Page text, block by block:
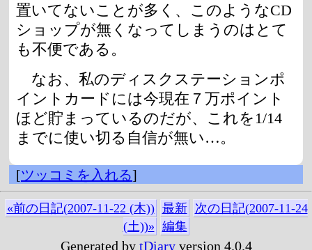
置いてないことが多く、このようなCD
ショップが無くなってしまうのはとて
も不便である。
なお、私のディスクステーションポ
イントカードには今現在７万ポイント
ほど貯まっているのだが、これを1/14
までに使い切る自信が無い…。
[ツッコミを入れる]
«前の日記(2007-11-22 (木)) 最新
次の日記(2007-11-24
(土))» 編集
Generated by tDiaryversion 4.0.4